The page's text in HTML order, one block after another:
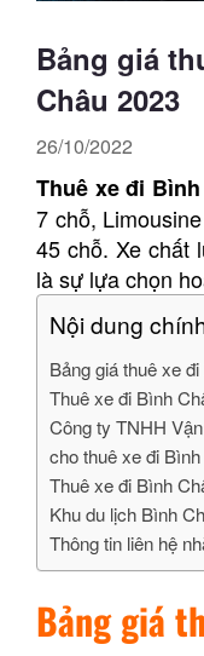
Bảng giá
Châu 2023
26/10/2022
Thuê xe đi
7 chỗ,
45 chỗ. Xe chất
là sự lựa chọn
Nội dung
Bảng giá thuê xe
Thuê xe đi Bình
Công ty TNHH
cho thuê xe đi
Thuê xe đi Bình
Khu du lịch Bình
Thông tin liên hệ
Bảng giá